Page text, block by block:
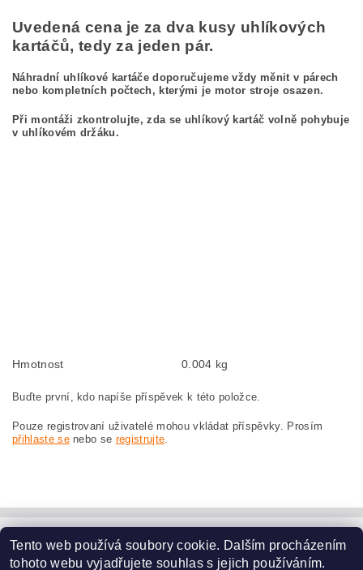
Uvedená cena je za dva kusy uhlíkových
kartáčů, tedy za jeden pár.
Náhradní uhlíkové kartáče doporučujeme vždy měnit v párech
nebo kompletních počtech, kterými je motor stroje osazen.
Při montáži zkontrolujte, zda se uhlíkový kartáč volně pohybuje
v uhlíkovém držáku.
Hmotnost 0.004 kg
Buďte první, kdo napíše příspěvek k této položce.
Pouze registrovaní uživatelé mohou vkládat příspěvky. Prosím
přihlaste senebo se registrujte.
www.dodilny.cz
Tento web používá soubory cookie. Dalším procházením
tohoto webu vyjadřujete souhlas s jejich používáním.